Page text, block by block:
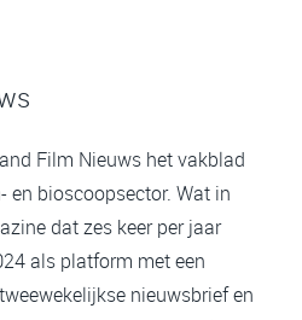
Film Nieuws het vakblad
en bioscoopsector. Wat in
dat zes keer per jaar
als platform met een
nieuwsbrief en